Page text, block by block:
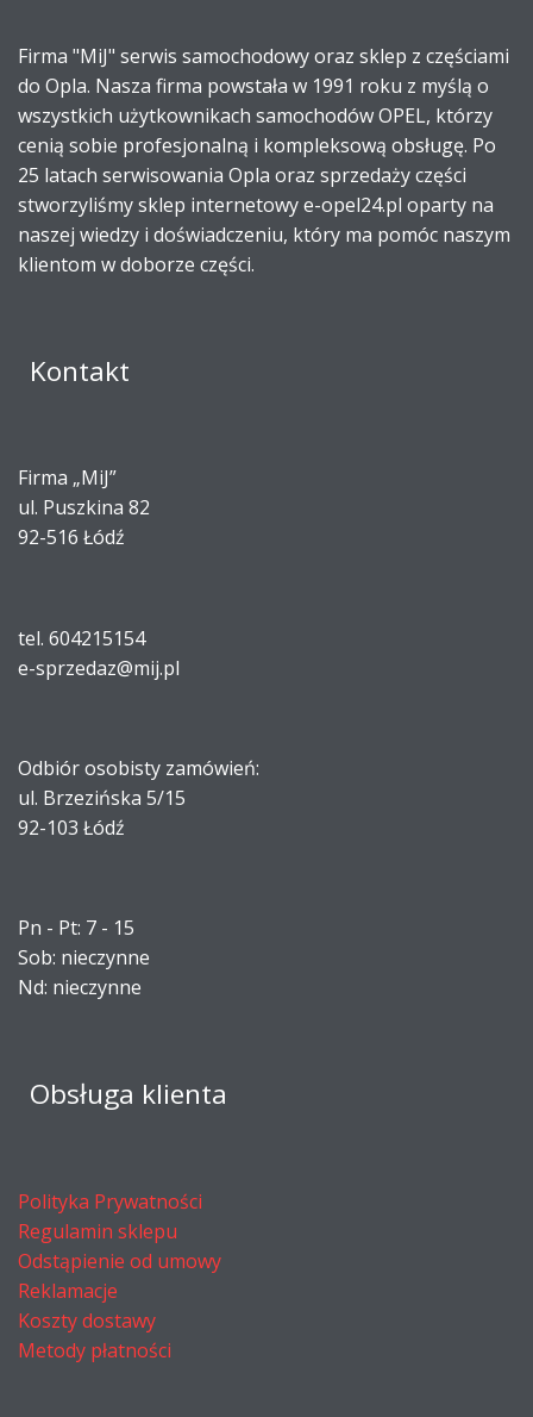
Firma "MiJ" serwis samochodowy oraz sklep z częściami
do Opla. Nasza firma powstała w 1991 roku z myślą o
wszystkich użytkownikach samochodów OPEL, którzy
cenią sobie profesjonalną i kompleksową obsługę. Po
25 latach serwisowania Opla oraz sprzedaży części
stworzyliśmy sklep internetowy e-opel24.pl oparty na
naszej wiedzy i doświadczeniu, który ma pomóc naszym
klientom w doborze części.
Kontakt
Firma „MiJ”
ul. Puszkina 82
92-516 Łódź
tel. 604215154
e-sprzedaz@mij.pl
Odbiór osobisty zamówień:
ul. Brzezińska 5/15
92-103 Łódź
Pn - Pt: 7 - 15
Sob: nieczynne
Nd: nieczynne
Obsługa klienta
Polityka Prywatności
Regulamin sklepu
Odstąpienie od umowy
Reklamacje
Koszty dostawy
Metody płatności